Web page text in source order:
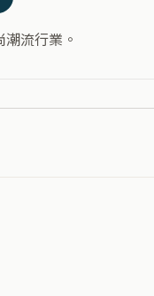
流行業。